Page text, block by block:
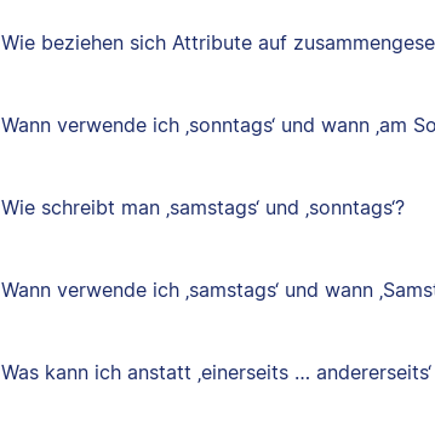
Wie beziehen sich Attribute auf
Wann verwende ich ‚sonntags‘ und wann ‚am
Wie schreibt man ‚samstags‘ und ‚sonntags‘?
Wann verwende ich ‚samstags‘ und wann
Was kann ich anstatt ‚einerseits …